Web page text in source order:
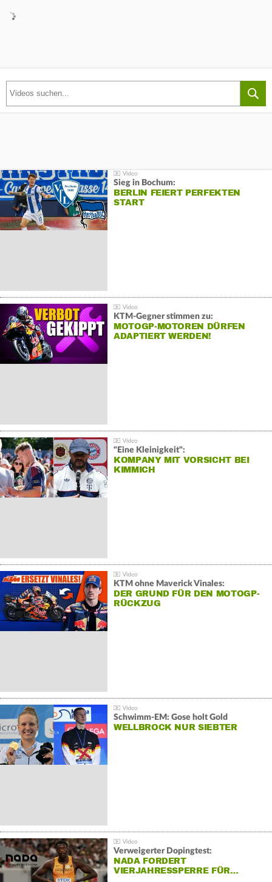
Sieg in Bochum:
BERLIN FEIERT PERFEKTEN
START
KTM-Gegner stimmen zu:
MOTOGP-MOTOREN DÜRFEN
ADAPTIERT WERDEN!
"Eine Kleinigkeit":
KOMPANY MIT VORSICHT BEI
KIMMICH
KTM ohne Maverick Vinales:
DER GRUND FÜR DEN MOTOGP-
RÜCKZUG
Schwimm-EM: Gose holt Gold
WELLBROCK NUR SIEBTER
Verweigerter Dopingtest:
NADA FORDERT
VIERJAHRESSPERRE FÜR…